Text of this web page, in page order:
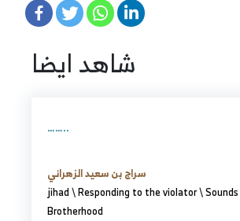
شاهد ايضا
……..
سراج بن سعيد الزهراني
jihad\Responding to the violator\Sounds
Brotherhood